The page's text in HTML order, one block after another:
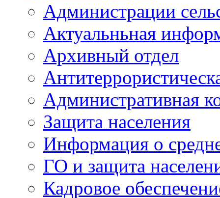
Администрации
Актуальньная
Архивный отдел
Административная
Защита населения
Информация о
ГО и защита
Кадровое